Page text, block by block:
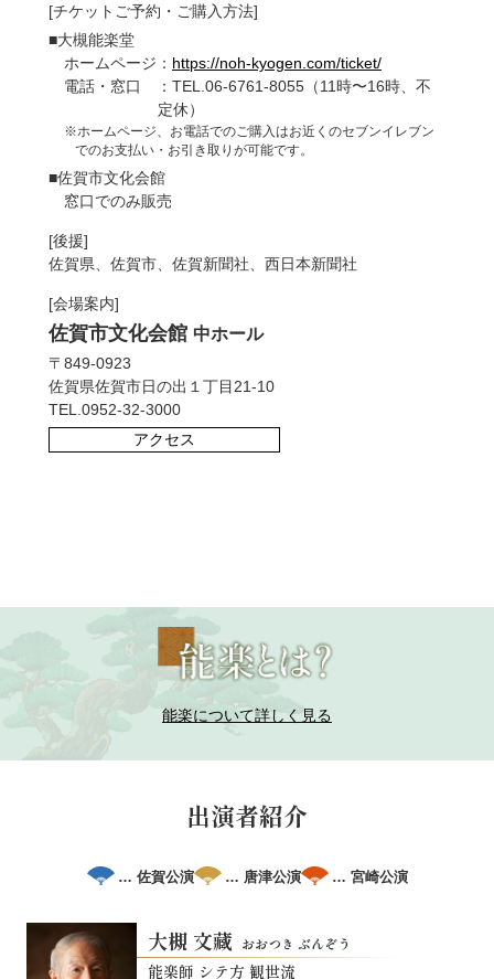
[チケットご予約・ご購入方法]
■大槻能楽堂
ホームページ： https://noh-kyogen.com/ticket/
電話・窓口 ：TEL.06-6761-8055（11時〜16時、不
定休）
※ホームページ、お電話でのご購入はお近くのセブンイレブン
でのお支払い・お引き取りが可能です。
■佐賀市文化会館
窓口でのみ販売
[後援]
佐賀県、佐賀市、佐賀新聞社、西日本新聞社
[会場案内]
佐賀市文化会館 中ホール
〒849-0923
佐賀県佐賀市日の出１丁目21-10
TEL.0952-32-3000
アクセス
■大槻能楽堂
ホームページ：
電話・窓口 ：TEL.06-6761-8055（11時〜16時、不
定休）
※ホームページ、お電話でのご購入はお近くのセブンイレブン
でのお支払い・お引き取りが可能です。
■唐津駅総合観光案内所
JR唐津駅内 TEL.0955-72-4963
窓口でのみ販売（9時〜18時、1/1休業）
[共催]
唐津市
[後援]
佐賀県、佐賀新聞社、西日本新聞社
[会場案内]
国指定重要文化財 旧高取邸
〒847-0015
佐賀県唐津市北城内5-40
ホームページ： https://noh-kyogen.com/ticket/
電話・窓口 ：TEL.06-6761-8055（11時〜16時、不
定休）
※ホームページ、お電話でのご購入はお近くのセブンイレブン
でのお支払い・お引き取りが可能です。
■宮崎市清武文化会館
窓口でのみ販売（9時〜21時）
休館：月曜（祝日の場合は翌日）・12/29～1/3
宮崎県、宮崎市、宮崎日日新聞社、西日本新聞社
宮崎市清武文化会館
〒889-1613
宮崎県宮崎市清武町西新町6番地5
TEL.0985-84-0181
アクセス
能楽について詳しく見る
出演者紹介
… 佐賀公演 … 唐津公演 … 宮崎公演
大槻 文藏 おおつき ぶんぞう
能楽師 シテ方 観世流